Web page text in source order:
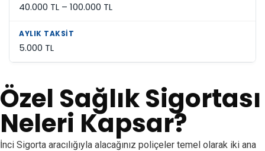
40.000 TL – 100.000 TL
5.000 TL
Özel Sağlık Sigortası
Neleri Kapsar?
İnci Sigorta aracılığıyla alacağınız poliçeler temel olarak iki ana